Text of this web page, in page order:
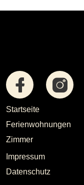
Startseite
Ferienwohnungen
Zimmer
Impressum
Datenschutz